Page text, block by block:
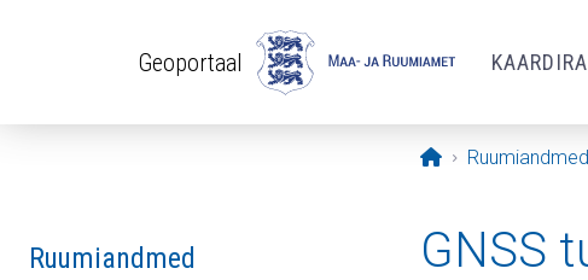
Geoportaal
Avaleht
Ruumiandmed
Ruumiandmed GNSS